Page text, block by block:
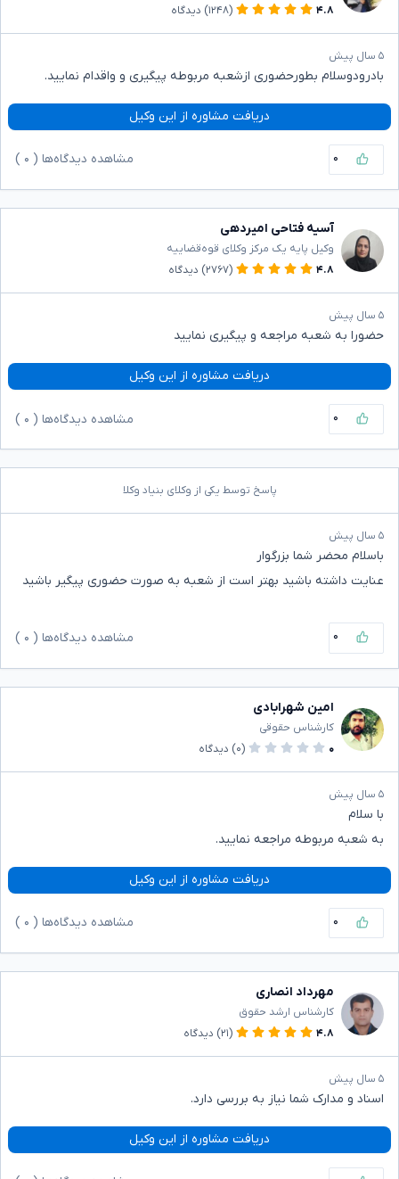
۴.۸ (۱۲۴۸) دیدگاه
۵ سال پیش
بادرودوسلام بطورحضوری ازشعبه مربوطه پیگیری و واقدام نمایید.
دریافت مشاوره از این وکیل
۰ مشاهده دیدگاه‌ها ( ۰
آسیه فتاحی امیردهی
وکیل پایه یک مرکز وکلای قوه‌قضاییه
۴.۸
(۲۷۶۷) دیدگاه
۵ سال پیش
حضورا به شعبه مراجعه و پیگیری نمایید
دریافت مشاوره از این وکیل
۰ مشاهده دیدگاه‌ها ( ۰
پاسخ توسط یکی از وکلای بنیاد وکلا
۵ سال پیش
باسلام محضر شما بزرگوار
عنایت داشته باشید بهتر است از شعبه به صورت حضوری پیگیر باشید
۰ مشاهده دیدگاه‌ها ( ۰
امین شهرابادی
کارشناس حقوقی
۰
(۰) دیدگاه
۵ سال پیش
با سلام
به شعبه مربوطه مراجعه نمایید.
دریافت مشاوره از این وکیل
۰ مشاهده دیدگاه‌ها ( ۰
مهرداد انصاری
کارشناس ارشد حقوق
۴.۸
(۲۱) دیدگاه
۵ سال پیش
اسناد و مدارک شما نیاز به بررسی دارد.
دریافت مشاوره از این وکیل